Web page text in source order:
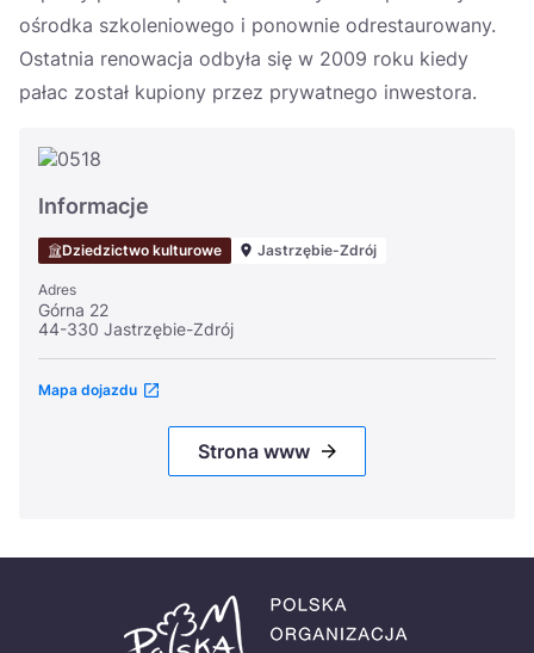
ośrodka szkoleniowego i ponownie odrestaurowany.
Ostatnia renowacja odbyła się w 2009 roku kiedy
pałac został kupiony przez prywatnego inwestora.
Informacje
Dziedzictwo kulturowe Jastrzębie-Zdrój
Adres
Górna 22
44-330 Jastrzębie-Zdrój
Mapa dojazdu
Strona www